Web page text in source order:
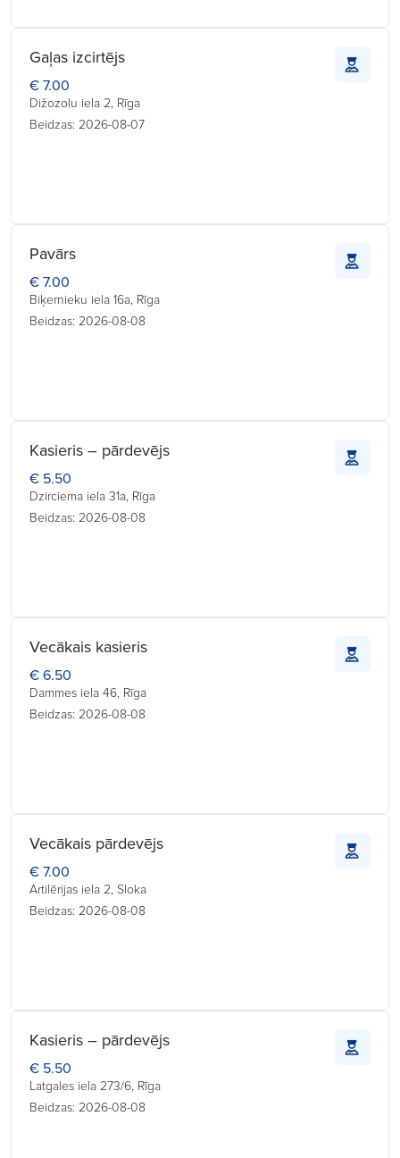
Gaļas izcirtējs
€ 7.00
Dižozolu iela 2, Rīga
Beidzas: 2026-08-07
Pavārs
€ 7.00
Biķernieku iela 16a, Rīga
Beidzas: 2026-08-08
Kasieris – pārdevējs
€ 5.50
Dzirciema iela 31a, Rīga
Beidzas: 2026-08-08
Vecākais kasieris
€ 6.50
Dammes iela 46, Rīga
Beidzas: 2026-08-08
Vecākais pārdevējs
€ 7.00
Artilērijas iela 2, Sloka
Beidzas: 2026-08-08
Kasieris – pārdevējs
€ 5.50
Latgales iela 273/6, Rīga
Beidzas: 2026-08-08